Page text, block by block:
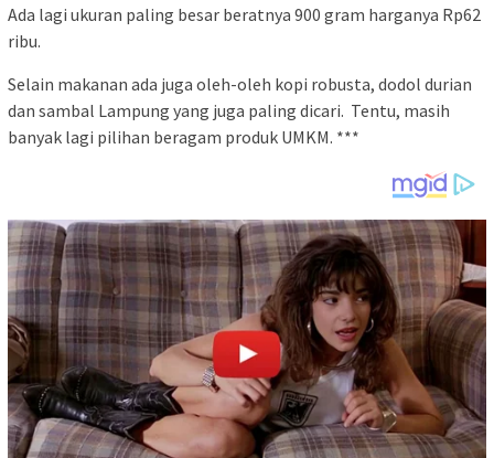
Ada lagi ukuran paling besar beratnya 900 gram harganya Rp62
ribu.
Selain makanan ada juga oleh-oleh kopi robusta, dodol durian
dan sambal Lampung yang juga paling dicari. Tentu, masih
banyak lagi pilihan beragam produk UMKM. ***